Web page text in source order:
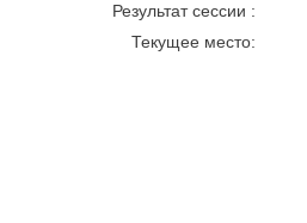
Результат сессии :
Текущее место: